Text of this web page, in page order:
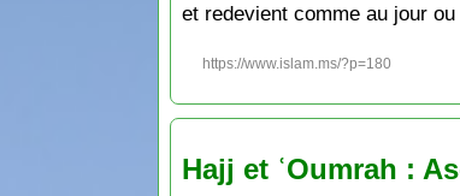
et redevient comme au jour
https://www.islam.ms/?p=180
Hajj et ʿOumrah :